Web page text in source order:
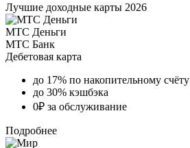
Лучшие доходные карты 2026
МТС Деньги
МТС Банк
Дебетовая карта
до 17% по накопительному счёту
до 30% кэшбэка
0₽ за обслуживание
Подробнее